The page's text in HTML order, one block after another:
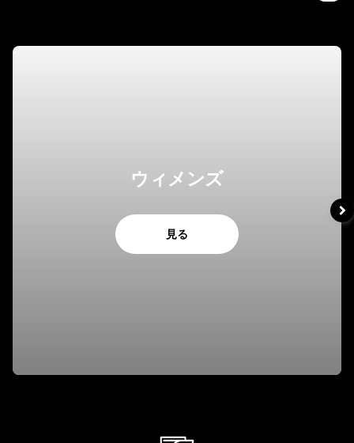
ウィメンズ
見る